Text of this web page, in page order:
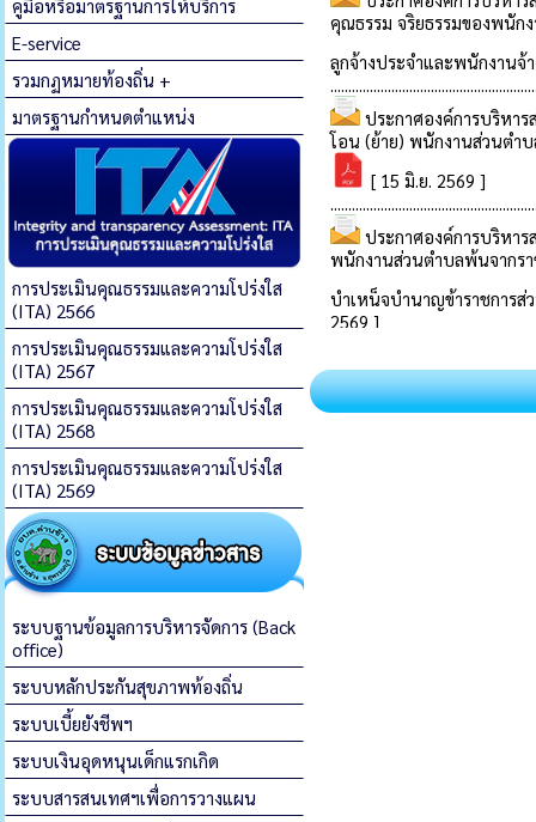
คู่มือหรือมาตรฐานการให้บริการ
E-service
รวมกฏหมายท้องถิ่น +
มาตรฐานกำหนดตำแหน่ง
การประเมินคุณธรรมและความโปร่งใส
(ITA) 2566
การประเมินคุณธรรมและความโปร่งใส
(ITA) 2567
การประเมินคุณธรรมและความโปร่งใส
(ITA) 2568
การประเมินคุณธรรมและความโปร่งใส
(ITA) 2569
ระบบฐานข้อมูลการบริหารจัดการ (Back
office)
ระบบหลักประกันสุขภาพท้องถิ่น
ระบบเบี้ยยังชีพฯ
ระบบเงินอุดหนุนเด็กแรกเกิด
ระบบสารสนเทศฯเพื่อการวางแผน